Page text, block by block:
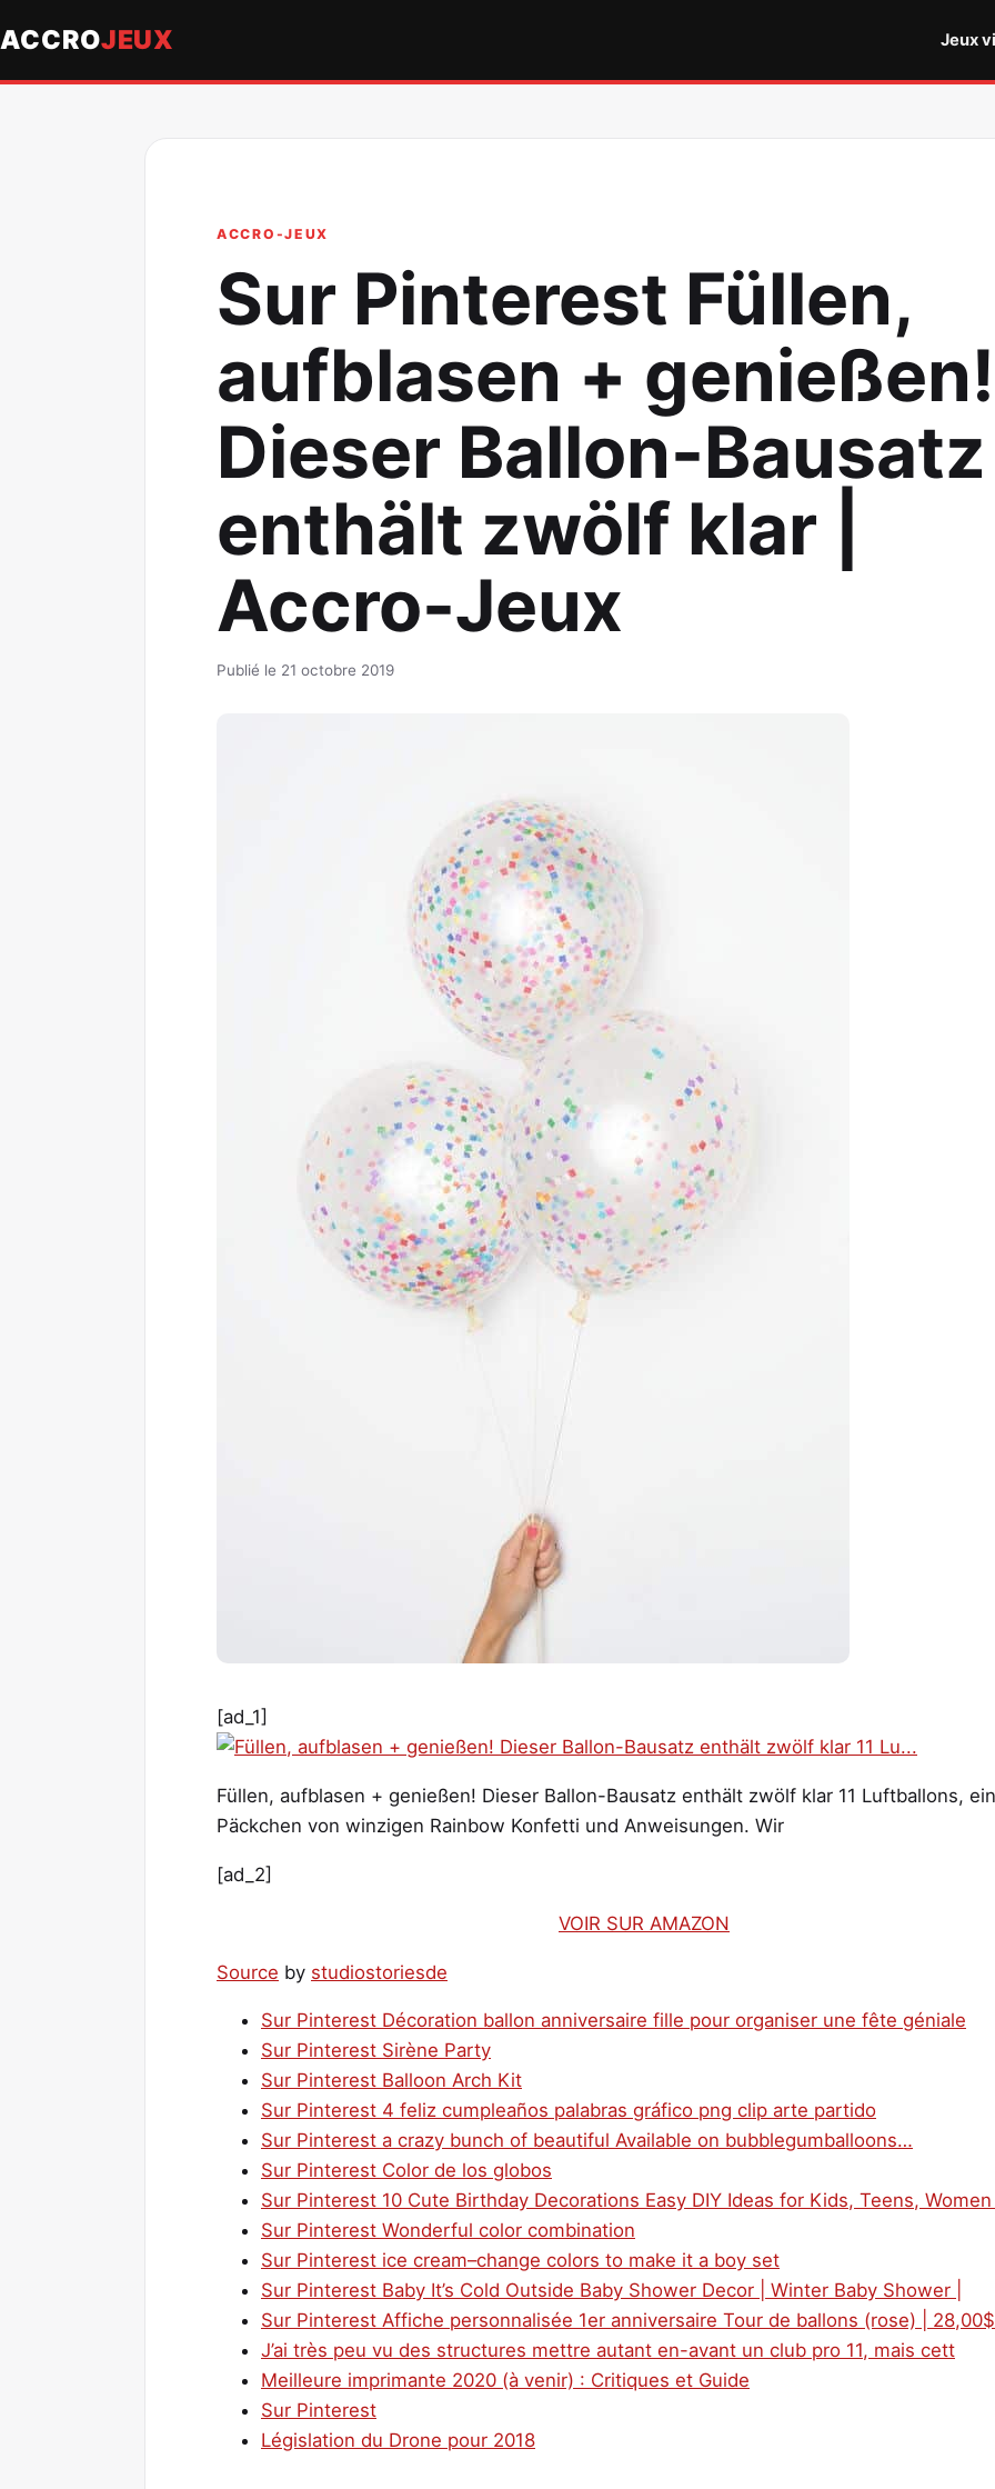
ACCROJEUX Jeux
ACCRO-JEUX
Sur Pinterest Füllen,
aufblasen + genießen!
Dieser Ballon-Bausatz
enthält zwölf klar |
Accro-Jeux
Publié le 21 octobre 2019
[ad_1]
Füllen, aufblasen + genießen! Dieser Ballon-Bausatz enthält zwölf klar 11 Luftballons, ein
Päckchen von winzigen Rainbow Konfetti und Anweisungen. Wir
[ad_2]
VOIR SUR AMAZON
Source by studiostoriesde
Sur Pinterest Décoration ballon anniversaire fille pour organiser une fête géniale
Sur Pinterest Sirène Party
Sur Pinterest Balloon Arch Kit
Sur Pinterest 4 feliz cumpleaños palabras gráfico png clip arte partido
Sur Pinterest a crazy bunch of beautiful Available on bubblegumballoons…
Sur Pinterest Color de los globos
Sur Pinterest 10 Cute Birthday Decorations Easy DIY Ideas for Kids, Teens,
Sur Pinterest Wonderful color combination
Sur Pinterest ice cream–change colors to make it a boy set
Sur Pinterest Baby It’s Cold Outside Baby Shower Decor | Winter Baby Shower |
Sur Pinterest Affiche personnalisée 1er anniversaire Tour de ballons (rose) | 28,00$
J’ai très peu vu des structures mettre autant en-avant un club pro 11, mais cett
Meilleure imprimante 2020 (à venir) : Critiques et Guide
Sur Pinterest
Législation du Drone pour 2018